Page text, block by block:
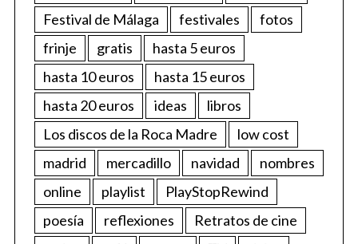
Festival de Málaga
festivales
fotos
frinje
gratis
hasta 5 euros
hasta 10 euros
hasta 15 euros
hasta 20 euros
ideas
libros
Los discos de la Roca Madre
low cost
madrid
mercadillo navidad
nombres
online
playlist
PlayStopRewind
poesía
reflexiones
Retratos de cine